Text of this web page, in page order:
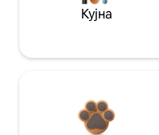
Кујна